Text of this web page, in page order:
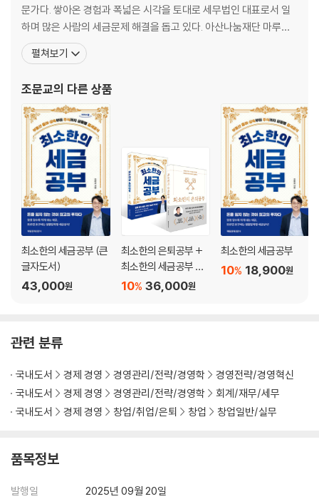
6. 사업용 차 타고 최대로 절세하는 방법 85
7. 대표는 급여 vs. 배당, 과연 얼마가 적절할까? 90
8. 불필요한 가산세만 안 내도 돈 버는 셈이다 97
1. 스타트업 투자의 본질부터 이해하라 107
2. 투자자들이 주목하는 숫자들, 투자 유치 핵심 포인트 114
3. 기업가치 평가에서 세무가 신뢰를 결정하는 이유 119
4. 모르면 끌려다니는 투자 협상의 필수 확인 사항 124
5. 투자 유치에 유리한 재무제표란? 129
6. 아는 사람에게만 보이는 재무 지표 관리 134
7. 엔젤 투자 유치 시 알아야 할 벤처 투자 소득공제 140
4장 1%만 아는 투자 단계별 세무 관리 포인트
1. 투자 준비 단계: 세무도 전략적으로 준비하라 149
5. 시리즈 B단계: 외부 감사와 재무 실사, 어떻게 준비해야 할까? 169
6. 시리즈 C단계: 잘나가던 기업, 세무조사 한 번에 무너진다 175
7. 엑시트 단계: 주식 거래 잘못하면 큰코다친다 181
8. 엑시트 단계: 엑시트하면 세금이 얼마나 나올까? 186
1. 생존을 위한 필수 도구: 현금흐름 관리 197
2. 자금 조달을 위한 5가지 방법 203
문가다. 쌓아온 경험과 폭넓은 시각을 토대로 세무법인 대표로서 일
하며 많은 사람의 세금문제 해결을 돕고 있다. 아산나눔재단 마루커
넥트, 연세대학교·경희대학교·인하대학교 창업지원단 등에서 스타트
업 멘토로도 활동하며 많은 창업자를 지원하고 있다. 그의 삶의 가치
하는 데 있다. 오늘도 사람들의 이야기에 귀를 기울이며 그 속에서
펼쳐보기
조문교의 다른 상품
최소한의 세금공부 (큰
글자도서)
43,000원
최소한의 은퇴공부 +
최소한의 세금공부 세
트
36,000원
10%
최소한의 세금공부
18,900원
10%
관련 분류
국내도서 경제 경영 경영관리/전략/경영학
경영전략/경영혁신
국내도서
경제 경영 경영관리/전략/경영학
회계/재무/세무
국내도서
경제 경영 창업/취업/은퇴 창업 창업일반/실무
품목정보
발행일
2025년 09월 20일